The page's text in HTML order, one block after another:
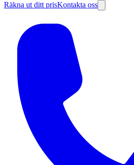
Räkna ut ditt prisKontakta oss